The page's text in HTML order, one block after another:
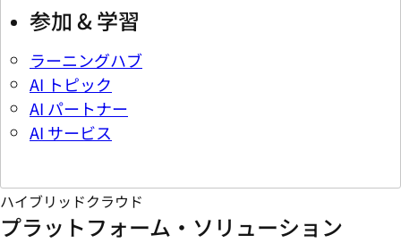
参加 & 学習
ラーニングハブ
AI トピック
AI パートナー
AI サービス
ハイブリッドクラウド
プラットフォーム・ソリューション